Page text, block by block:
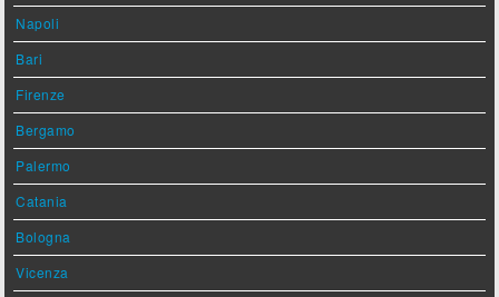
Napoli
Bari
Firenze
Bergamo
Palermo
Catania
Bologna
Vicenza